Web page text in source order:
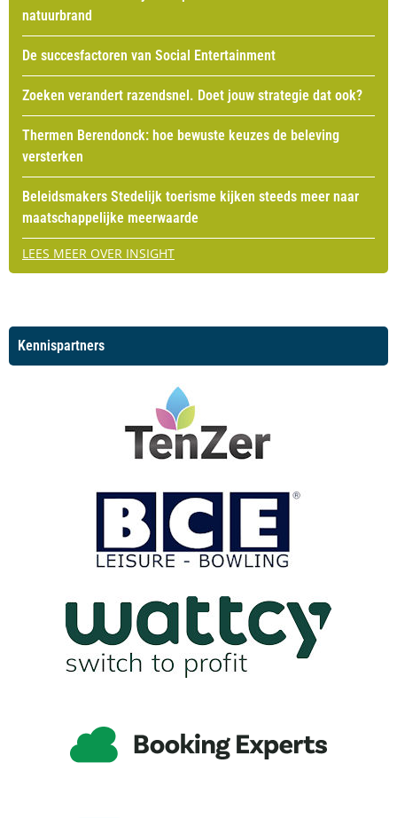
natuurbrand
De succesfactoren van Social Entertainment
Zoeken verandert razendsnel. Doet jouw strategie dat ook?
Thermen Berendonck: hoe bewuste keuzes de beleving
versterken
Beleidsmakers Stedelijk toerisme kijken steeds meer naar
maatschappelijke meerwaarde
LEES MEER OVER INSIGHT
Kennispartners